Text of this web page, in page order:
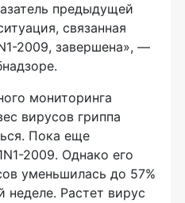
предыдущей
связанная
2009, завершена», —
мониторинга
вирусов гриппа
Пока еще
2009. Однако его
уменьшилась до 57%
неделе. Растет вирус